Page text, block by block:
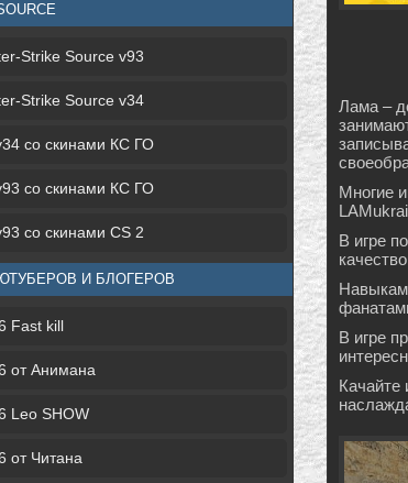
Strike Source v93
Strike Source v34
со скинами КС ГО
со скинами КС ГО
со скинами CS 2
И БЛОГЕРОВ
Fast kill
от Анимана
Leo SHOW
от Читана
Лама –
Многие
В игре
Навыкам
В игре
Качайте